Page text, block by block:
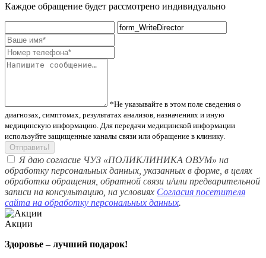
Каждое обращение будет рассмотрено индивидуально
*Не указывайте в этом поле сведения о
диагнозах, симптомах, результатах анализов, назначениях и иную
медицинскую информацию. Для передачи медицинской информации
используйте защищенные каналы связи или обращение в клинику.
Отправить!
Я даю согласие ЧУЗ «ПОЛИКЛИНИКА ОВУМ» на
обработку персональных данных, указанных в форме, в целях
обработки обращения, обратной связи и/или предварительной
записи на консультацию, на условиях Согласия посетителя
сайта на обработку персональных данных.
Акции
Здоровье – лучший подарок!